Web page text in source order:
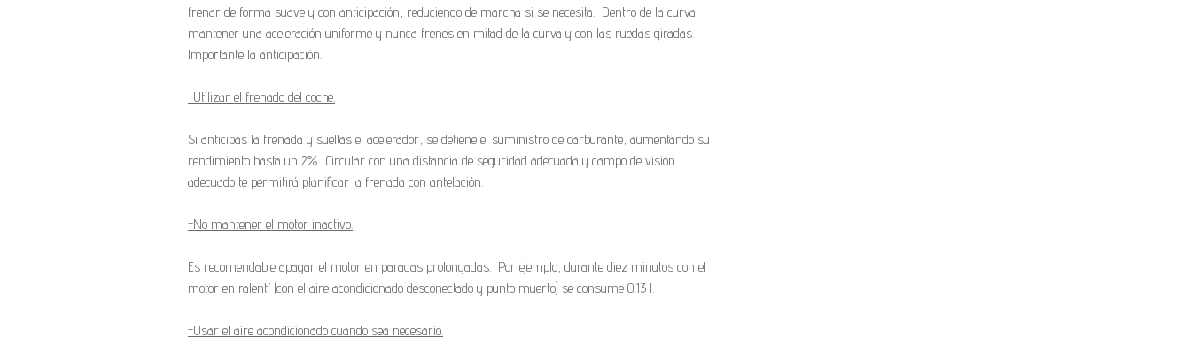
frenar de forma suave y con anticipación, reduciendo de marcha si se necesita. Dentro de la curva
mantener una aceleración uniforme y nunca frenes en mitad de la curva y con las ruedas giradas.
Importante la anticipación.
-Utilizar el frenado del coche.
Si anticipas la frenada y sueltas el acelerador, se detiene el suministro de carburante, aumentando su
rendimiento hasta un 2%. Circular con una distancia de seguridad adecuada y campo de visión
adecuado te permitirá planificar la frenada con antelación.
-No mantener el motor inactivo.
Es recomendable apagar el motor en paradas prolongadas. Por ejemplo, durante diez minutos con el
motor en ralentí (con el aire acondicionado desconectado y punto muerto) se consume 0.13 l.
-Usar el aire acondicionado cuando sea necesario.